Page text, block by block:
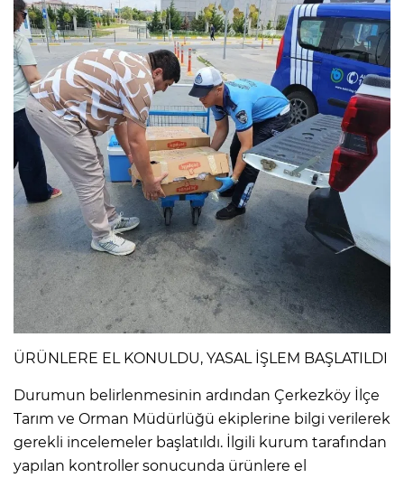
ÜRÜNLERE EL KONULDU, YASAL İŞLEM BAŞLATILDI
Durumun belirlenmesinin ardından Çerkezköy İlçe
Tarım ve Orman Müdürlüğü ekiplerine bilgi verilerek
gerekli incelemeler başlatıldı. İlgili kurum tarafından
yapılan kontroller sonucunda ürünlere el